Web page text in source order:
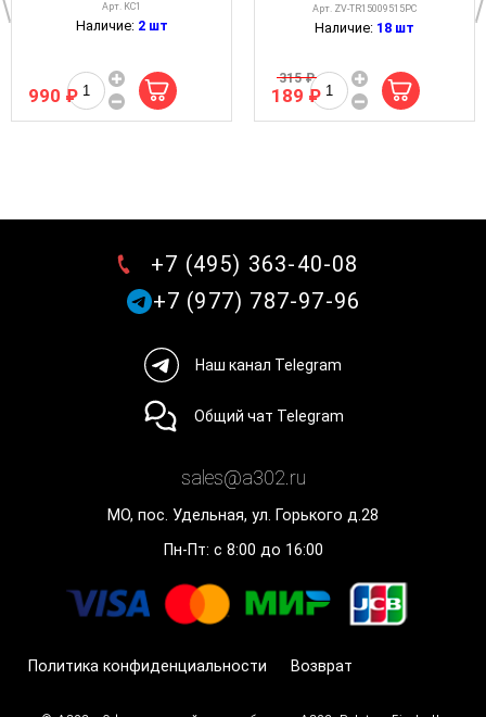
Арт. KC1
Наличие: 2 шт
990 ₽
режущий)
полировальный круг
Арт. ZV-TR15009515PC
Наличие: 18 шт
315 ₽
189 ₽
МО, пос. Удельная, ул. Горького д.28
Пн-Пт: с 8:00 до 16:00
Политика конфиденциальности Возврат
+7 (495) 363-40-08
+7 (977) 787-97-96
Наш канал Telegram
Общий чат Telegram
sales@a302.ru